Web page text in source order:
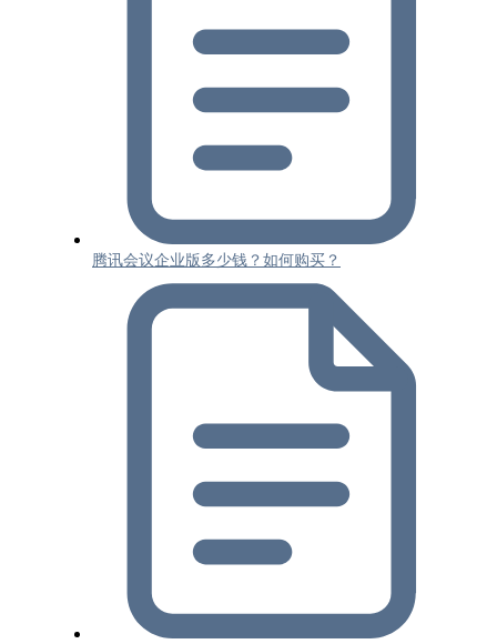
腾讯会议企业版多少钱？如何购买？